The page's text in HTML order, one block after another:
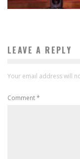
LEAVE A REPLY
Your email address will
Comment*